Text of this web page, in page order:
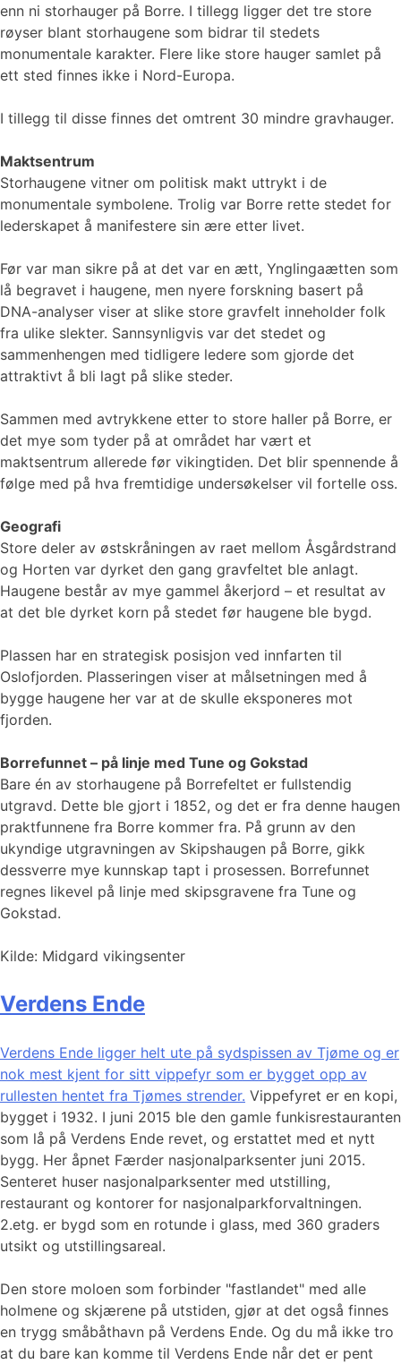
enn ni storhauger på Borre. I tillegg ligger det tre store
røyser blant storhaugene som bidrar til stedets
monumentale karakter. Flere like store hauger samlet på
ett sted finnes ikke i Nord-Europa.
I tillegg til disse finnes det omtrent 30 mindre gravhauger.
Maktsentrum
Storhaugene vitner om politisk makt uttrykt i de
monumentale symbolene. Trolig var Borre rette stedet for
lederskapet å manifestere sin ære etter livet.
Før var man sikre på at det var en ætt, Ynglingaætten som
lå begravet i haugene, men nyere forskning basert på
DNA-analyser viser at slike store gravfelt inneholder folk
fra ulike slekter. Sannsynligvis var det stedet og
sammenhengen med tidligere ledere som gjorde det
attraktivt å bli lagt på slike steder.
Sammen med avtrykkene etter to store haller på Borre, er
det mye som tyder på at området har vært et
maktsentrum allerede før vikingtiden. Det blir spennende å
følge med på hva fremtidige undersøkelser vil fortelle oss.
Geografi
Store deler av østskråningen av raet mellom Åsgårdstrand
og Horten var dyrket den gang gravfeltet ble anlagt.
Haugene består av mye gammel åkerjord – et resultat av
at det ble dyrket korn på stedet før haugene ble bygd.
Plassen har en strategisk posisjon ved innfarten til
Oslofjorden. Plasseringen viser at målsetningen med å
bygge haugene her var at de skulle eksponeres mot
fjorden.
Borrefunnet – på linje med Tune og Gokstad
Bare én av storhaugene på Borrefeltet er fullstendig
utgravd. Dette ble gjort i 1852, og det er fra denne haugen
praktfunnene fra Borre kommer fra. På grunn av den
ukyndige utgravningen av Skipshaugen på Borre, gikk
dessverre mye kunnskap tapt i prosessen. Borrefunnet
regnes likevel på linje med skipsgravene fra Tune og
Gokstad.
Kilde: Midgard vikingsenter
Verdens Ende
Verdens Ende ligger helt ute på sydspissen av Tjøme og er
nok mest kjent for sitt vippefyr som er bygget opp av
rullesten hentet fra Tjømes strender. Vippefyret er en kopi,
bygget i 1932. I juni 2015 ble den gamle funkisrestauranten
som lå på Verdens Ende revet, og erstattet med et nytt
bygg. Her åpnet Færder nasjonalparksenter juni 2015.
Senteret huser nasjonalparksenter med utstilling,
restaurant og kontorer for nasjonalparkforvaltningen.
2.etg. er bygd som en rotunde i glass, med 360 graders
utsikt og utstillingsareal.
Den store moloen som forbinder "fastlandet" med alle
holmene og skjærene på utstiden, gjør at det også finnes
en trygg småbåthavn på Verdens Ende. Og du må ikke tro
at du bare kan komme til Verdens Ende når det er pent